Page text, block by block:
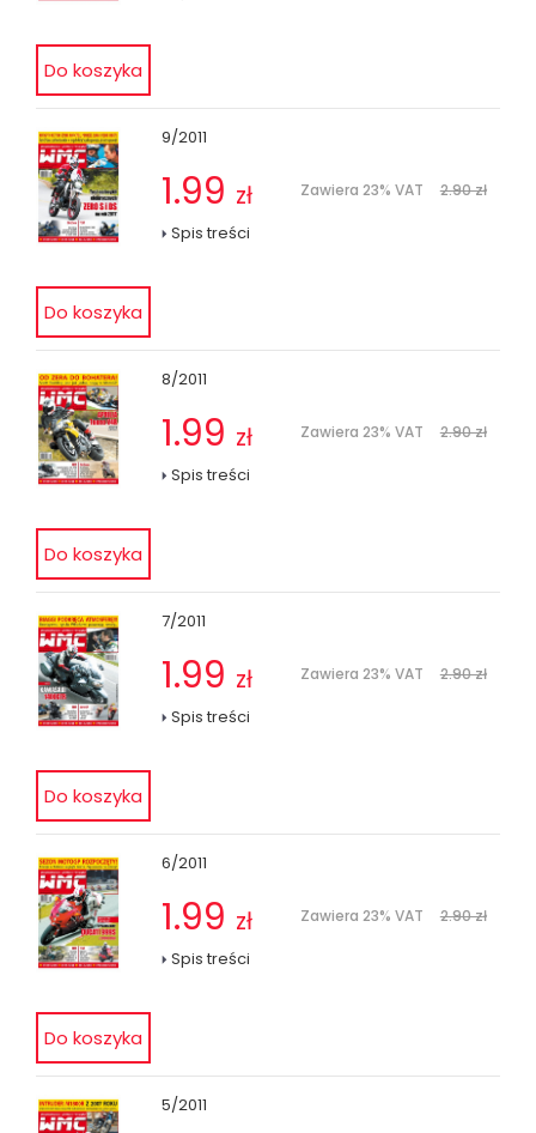
9/2011
1.99 zł 2.90 zł
Zawiera 23% VAT
Spis treści
8/2011
1.99 zł 2.90 zł
Zawiera 23% VAT
Spis treści
7/2011
1.99 zł 2.90 zł
Zawiera 23% VAT
Spis treści
6/2011
1.99 zł 2.90 zł
Zawiera 23% VAT
Spis treści
5/2011